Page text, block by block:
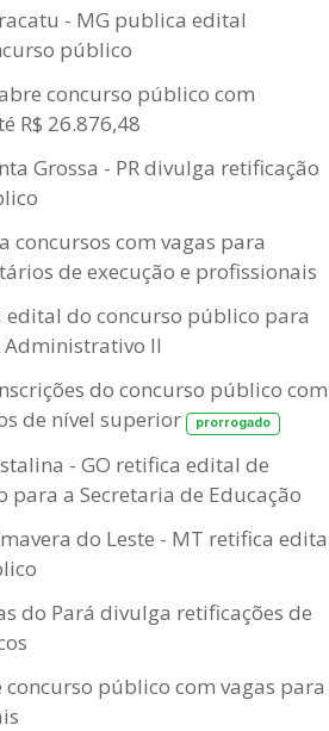
- MG publica edital
público
concurso público com
R$ 26.876,48
Grossa - PR divulga retificação
concursos com vagas para
de execução e profissionais
edital do concurso público para
II
do concurso público com
de nível superior
prorrogado
- GO retifica edital de
para a Secretaria de Educação
do Leste - MT retifica
do Pará divulga retificações de
concurso público com vagas para